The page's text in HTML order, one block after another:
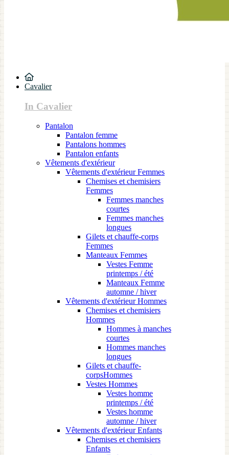
Cavalier
In Cavalier
Pantalon
Pantalon femme
Pantalons hommes
Pantalon enfants
Vêtements d'extérieur
Vêtements d'extérieur Femmes
Chemises et chemisiers
Femmes
Femmes manches
courtes
Femmes manches
longues
Gilets et chauffe-corps
Femmes
Manteaux Femmes
Vestes Femme
printemps / été
Manteaux Femme
automne / hiver
Vêtements d'extérieur Hommes
Chemises et chemisiers
Hommes
Hommes à manches
courtes
Hommes manches
longues
Gilets et chauffe-
corpsHommes
Vestes Hommes
Vestes homme
printemps / été
Vestes homme
automne / hiver
Vêtements d'extérieur Enfants
Chemises et chemisiers
Enfants